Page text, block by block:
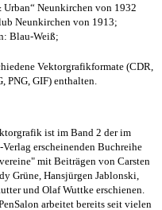
Urban“ Neunkirchen von 1932
Neunkirchen von 1913;
Blau-Weiß;
Vektorgrafikformate (CDR,
PNG, GIF) enthalten.
ist im Band 2 der im
erscheinenden Buchreihe
mit Beiträgen von Carsten
Grüne, Hansjürgen Jablonski,
und Olaf Wuttke erschienen.
arbeitet bereits seit vielen